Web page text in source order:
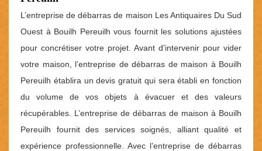
L’entreprise de débarras de maison Les Antiquaires Du Sud
Ouest à Bouilh Pereuilh vous fournit les solutions ajustées
pour concrétiser votre projet. Avant d'intervenir pour vider
votre maison, l’entreprise de débarras de maison à Bouilh
Pereuilh établira un devis gratuit qui sera établi en fonction
du volume de vos objets à évacuer et des valeurs
récupérables. L’entreprise de débarras de maison à Bouilh
Pereuilh fournit des services soignés, alliant qualité et
expérience professionnelle. Avec l’entreprise de débarras